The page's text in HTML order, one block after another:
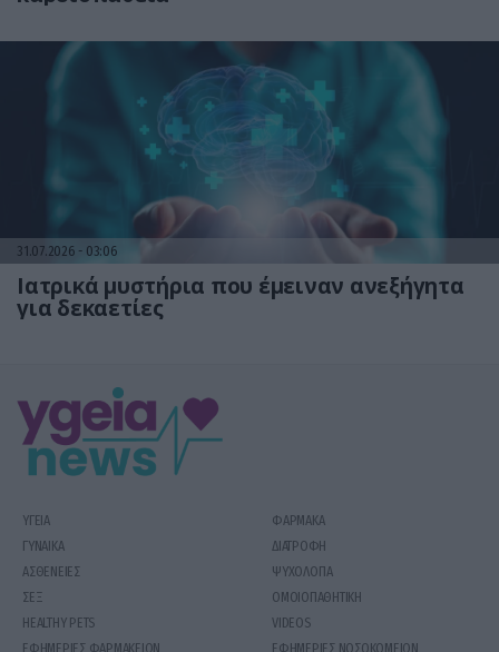
31.07.2026 03:06
Ιατρικά μυστήρια που έμειναν ανεξήγητα
για δεκαετίες
ΥΓΕΙΑ
ΦΑΡΜΑΚΑ
ΓΥΝΑΙΚΑ
ΔΙΑΤΡΟΦΗ
ΑΣΘΕΝΕΙΕΣ
ΨΥΧΟΛΟΓΙΑ
ΣΕΞ
ΟΜΟΙΟΠΑΘΗΤΙΚΗ
HEALTHY PETS
VIDEOS
ΕΦΗΜΕΡΙΕΣ ΦΑΡΜΑΚΕΙΩΝ
ΕΦΗΜΕΡΙΕΣ ΝΟΣΟΚΟΜΕΙΩΝ